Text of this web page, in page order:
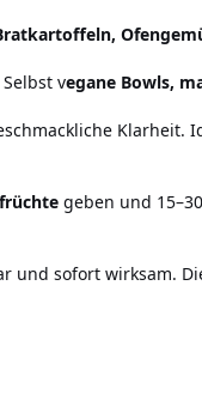
vegane Bowls,
Klarheit.
geben und
und sofort wirksam.